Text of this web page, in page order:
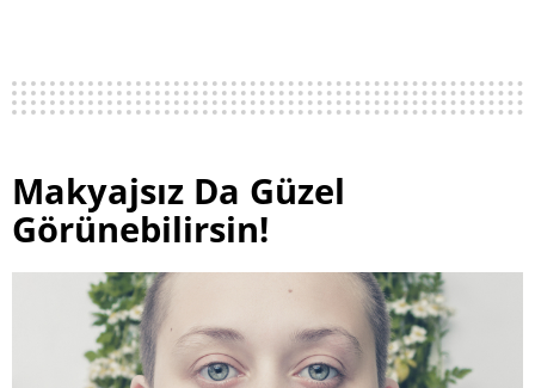
Makyajsız Da Güzel
Görünebilirsin!